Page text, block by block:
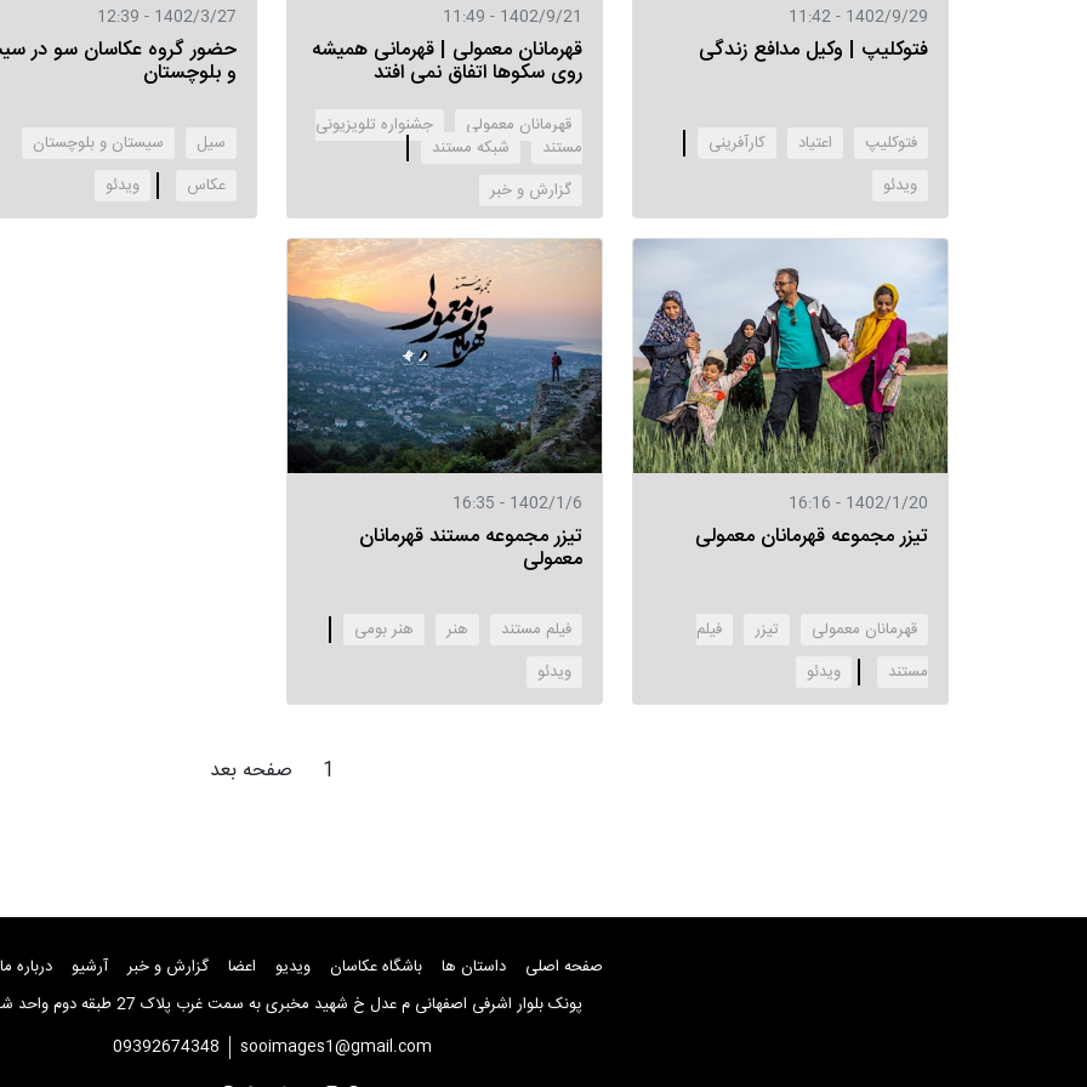
1402/9/29 - 11:42
فتوکلیپ | وکیل مدافع زندگی
فتوکلیپ اعتیاد
کارآفرینی
‌ویدئو
1402/9/21 - 11:49
قهرمانان معمولی | قهرمانی همیشه
روی سکوها اتفاق نمی افتد
قهرمانان معمولی
جشنواره تلویزیونی
مستند
شبکه مستند
‌گزارش و خبر
1402/3/27 - 12:39
حضور گروه عکاسان سو در
و بلوچستان
سیل
سیستان و بلوچستان
عکاس
‌ویدئو
1402/1/20 - 16:16
تیزر مجموعه قهرمانان معمولی
قهرمانان معمولی تیزر
فیلم
مستند
‌ویدئو
1402/1/6 - 16:35
تیزر مجموعه مستند قهرمانان
معمولی
فیلم مستند هنر
هنر بومی
‌ویدئو
1 صفحه بعد
صفحه اصلی داستان ها باشگاه عکاسان ویدیو اعضا گزارش و خبر آرشیو درباره ما
پونک بلوار اشرفی اصفهانی م عدل خ شهید مخبری به سمت غرب پلاک 27 طبقه دوم واحد شماره 8
sooimages1@gmail.com
09392674348